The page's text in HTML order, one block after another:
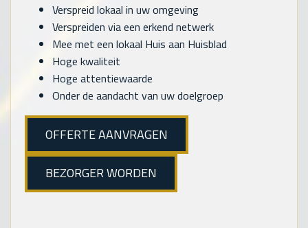
Verspreid lokaal in uw omgeving
Verspreiden via een erkend netwerk
Mee met een lokaal Huis aan Huisblad
Hoge kwaliteit
Hoge attentiewaarde
Onder de aandacht van uw doelgroep
OFFERTE AANVRAGEN
BEZORGER WORDEN